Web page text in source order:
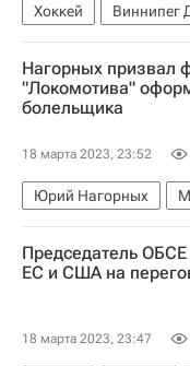
Хоккей
Виннипег
Нэшвилл Предаторз
Адам Лаури
Национальная
Нагорных призвал
"Локомотива"
болельщика
18 марта 2023, 23:52
Юрий Нагорных
Локомотив (Москва)
РПЛ 2026-2027
Председатель
ЕС и США на
18 марта 2023, 23:47